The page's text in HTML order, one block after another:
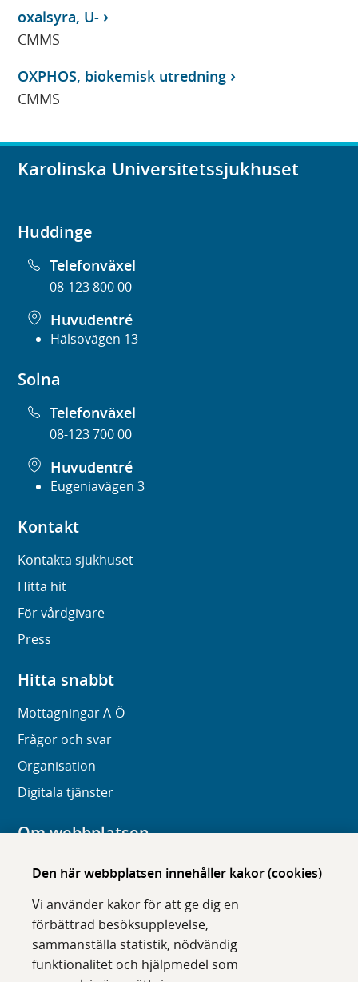
Den här webbplatsen innehåller kakor (cookies)
Vi använder kakor för att ge dig en
förbättrad besöksupplevelse,
sammanställa statistik, nödvändig
funktionalitet och hjälpmedel som
oxalsyra, U-
CMMS
OXPHOS, biokemisk utredning
CMMS
Karolinska Universitetssjukhuset
Huddinge
Telefonväxel
08-123 800 00
Huvudentré
Hälsovägen 13
Solna
Telefonväxel
08-123 700 00
Huvudentré
Eugeniavägen 3
Kontakt
Kontakta sjukhuset
Hitta hit
För vårdgivare
Press
Hitta snabbt
Mottagningar A-Ö
Frågor och svar
Organisation
Digitala tjänster
Om webbplatsen
Om karolinska.se
Tillgänglighet
Om cookies